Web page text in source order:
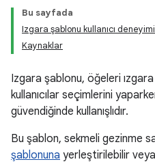
Bu sayfada
Izgara şablonu kullanıcı
Kaynaklar
Izgara şablonu, öğeleri
kullanıcılar seçimlerini
güvendiğinde kullanışlıdır.
Bu şablon, sekmeli gezinme
şablonuna yerleştirilebilir